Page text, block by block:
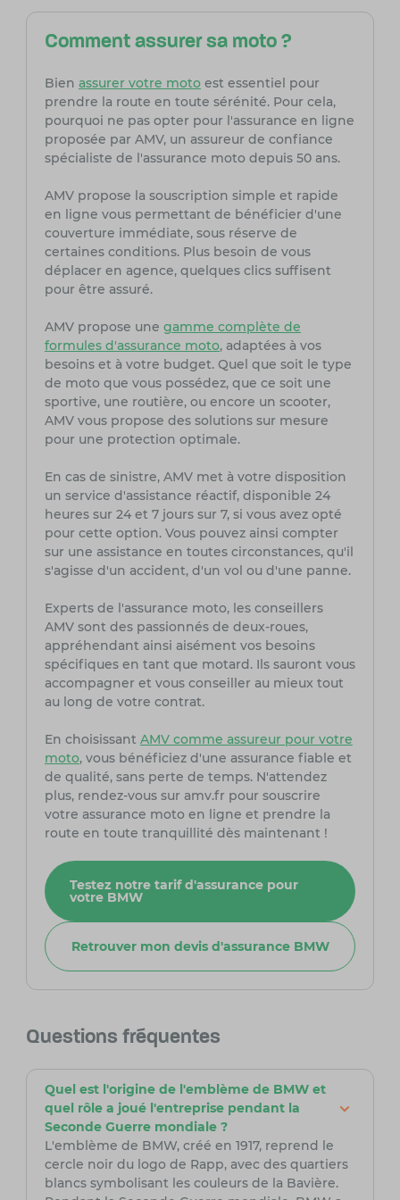
Comment assurer sa moto ?
Bien assurer votre motoest essentiel pour
prendre la route en toute sérénité. Pour cela,
pourquoi ne pas opter pour l'assurance en ligne
proposée par AMV, un assureur de confiance
spécialiste de l'assurance moto depuis 50 ans.
AMV propose la souscription simple et rapide
en ligne vous permettant de bénéficier d'une
couverture immédiate, sous réserve de
certaines conditions. Plus besoin de vous
déplacer en agence, quelques clics suffisent
pour être assuré.
AMV propose une gamme complète de
formules d'assurance moto, adaptées à vos
besoins et à votre budget. Quel que soit le type
de moto que vous possédez, que ce soit une
sportive, une routière, ou encore un scooter,
AMV vous propose des solutions sur mesure
pour une protection optimale.
En cas de sinistre, AMV met à votre disposition
un service d'assistance réactif, disponible 24
heures sur 24 et 7 jours sur 7, si vous avez opté
pour cette option. Vous pouvez ainsi compter
sur une assistance en toutes circonstances, qu'il
s'agisse d'un accident, d'un vol ou d'une panne.
Experts de l'assurance moto, les conseillers
AMV sont des passionnés de deux-roues,
appréhendant ainsi aisément vos besoins
spécifiques en tant que motard. Ils sauront vous
accompagner et vous conseiller au mieux tout
au long de votre contrat.
En choisissant AMV comme assureur pour votre
moto, vous bénéficiez d'une assurance fiable et
de qualité, sans perte de temps. N'attendez
plus, rendez-vous sur amv.fr pour souscrire
votre assurance moto en ligne et prendre la
route en toute tranquillité dès maintenant !
Testez notre tarif d'assurance pour
votre BMW
Retrouver mon devis d'assurance BMW
Questions fréquentes
Quel est l'origine de l'emblème de BMW et
quel rôle a joué l'entreprise pendant la
Seconde Guerre mondiale ?
L'emblème de BMW, créé en 1917, reprend le
cercle noir du logo de Rapp, avec des quartiers
blancs symbolisant les couleurs de la Bavière.